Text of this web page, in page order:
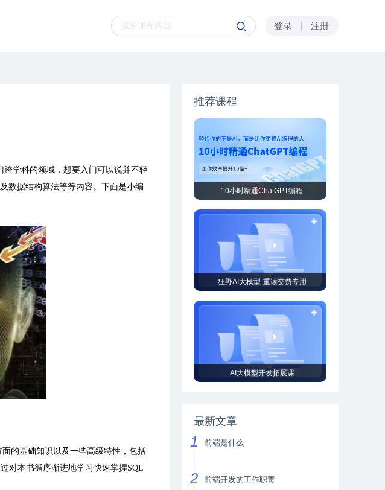
登录 注册
学科的领域，想要入门可以说并不轻
数据结构算法等等内容。下面是小编
的基础知识以及一些高级特性，包括
对本书循序渐进地学习快速掌握SQL
推荐课程
10小时精通ChatGPT编程
狂野AI大模型-重读交费专用
AI大模型开发拓展课
最新文章
前端是什么
前端开发的工作职责